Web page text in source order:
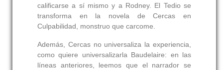
calificarse a sí mismo y a Rodney. El Tedio se
transforma en la novela de Cercas en
Culpabilidad, monstruo que carcome.
Además, Cercas no universaliza la experiencia,
como quiere universalizarla Baudelaire: en las
líneas anteriores, leemos que el narrador se